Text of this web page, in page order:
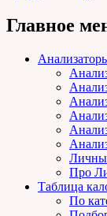
Главное
Про
Таблица
По